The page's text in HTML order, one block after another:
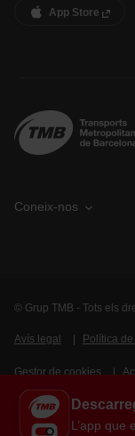
App Store
Coneix-nos
© Grup TMB - Tots els
Avís legal Política
Gestor de cookies
Intranet
L’app que